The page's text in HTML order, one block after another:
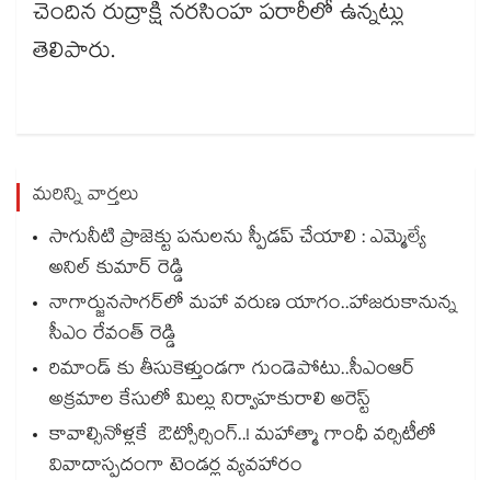
చెందిన రుద్రాక్షి నరసింహ పరారీలో ఉన్నట్లు
తెలిపారు.
మరిన్ని వార్తలు
సాగునీటి ప్రాజెక్టు పనులను స్పీడప్ చేయాలి : ఎమ్మెల్యే
అనిల్ కుమార్ రెడ్డి
నాగార్జునసాగర్‌లో మహా వరుణ యాగం..హాజరుకానున్న
సీఎం రేవంత్ రెడ్డి
రిమాండ్ కు తీసుకెళ్తుండగా గుండెపోటు..సీఎంఆర్
అక్రమాల కేసులో మిల్లు నిర్వాహకురాలి అరెస్ట్
కావాల్సినోళ్లకే ఔట్సోర్సింగ్..! మహాత్మా గాంధీ వర్సిటీలో
వివాదాస్పదంగా టెండర్ల వ్యవహారం